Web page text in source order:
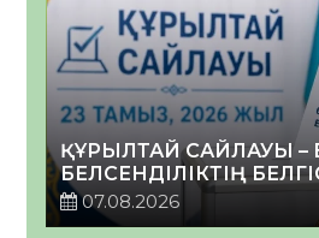
ҚҰРЫЛТАЙ САЙЛАУЫ –
БЕЛСЕНДІЛІКТІҢ
07.08.2026